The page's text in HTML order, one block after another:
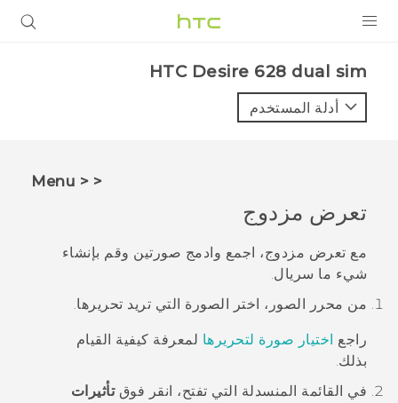
VIVE
VIVERSE
الدعم
HTC Desire 628 dual sim‎
أدلة المستخدم
< < Menu
تعرض مزدوج
مع تعرض مزدوج، اجمع وادمج صورتين وقم بإنشاء
شيء ما سريال.
من محرر الصور ، اختر الصورة التي تريد تحريرها.
راجع اختيار صورة لتحريرها لمعرفة كيفية القيام
بذلك.
في القائمة المنسدلة التي تفتح، انقر فوقتأثيرات